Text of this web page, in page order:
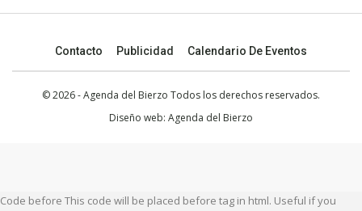
Contacto Publicidad Calendario De Eventos
© 2026 - Agenda del Bierzo Todos los derechos reservados.
Diseño web: Agenda del Bierzo
Code before This code will be placed before tag in html. Useful if you